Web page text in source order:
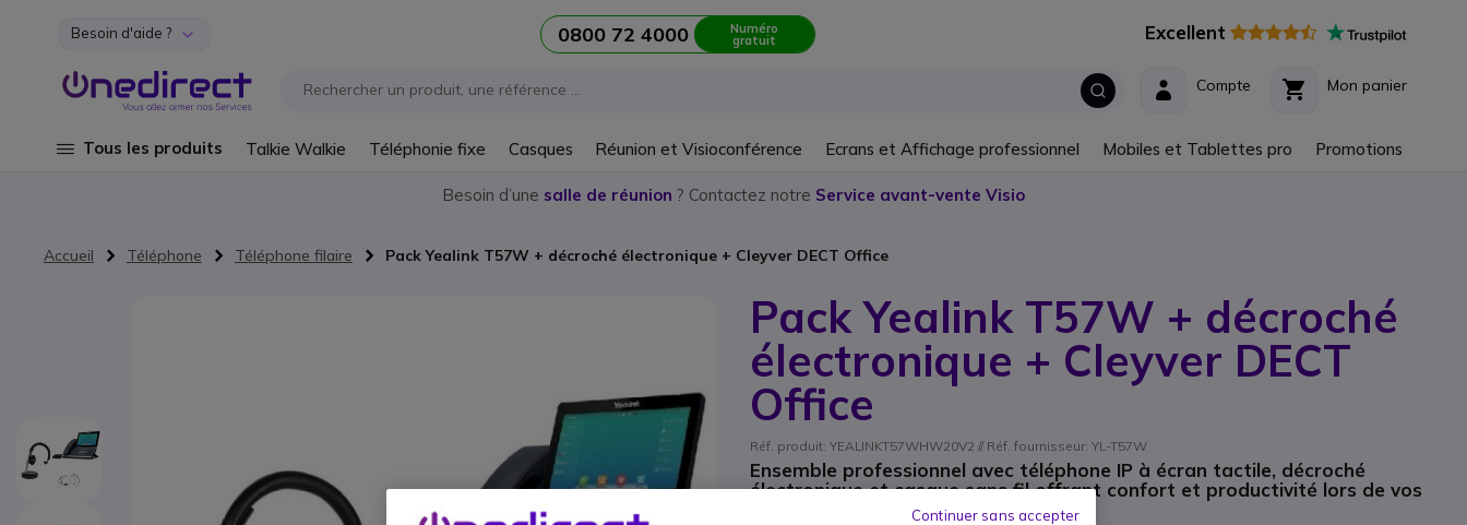
Aller au contenu
Besoin d'aide ? 0800 72 4000 Numéro
gratuit Excellent
Mon panier
Compte
Tous les produits Talkie Walkie Téléphonie fixe Casques Réunion et Visioconférence Ecrans et Affichage professionnel Mobiles et Tablettes pro Promotions
Besoin d’une salle de réunion ? Contactez notre Service avant-vente Visio
Accueil Téléphone Téléphone filaire Pack Yealink T57W + décroché électronique + Cleyver DECT Office
Pack Yealink T57W + décroché
électronique + Cleyver DECT
Office
Réf. produit: YEALINKT57WHW20V2 // Réf. fournisseur: YL-T57W
Ensemble professionnel avec téléphone IP à écran tactile, décroché
électronique et casque sans fil offrant confort et productivité lors de vos
Continuer sans accepter